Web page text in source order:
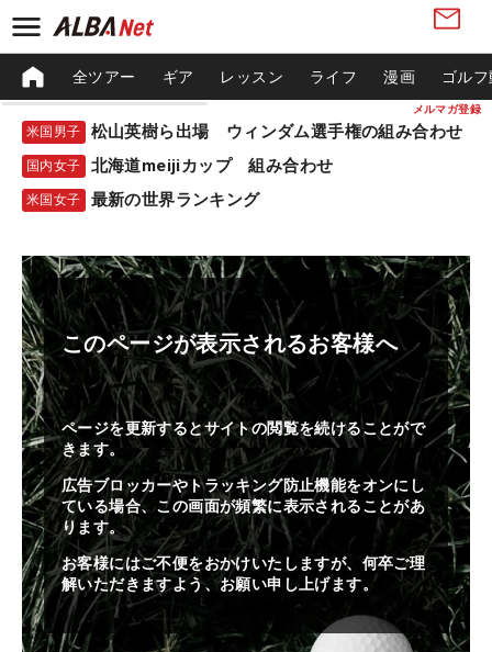
メルマガ登録
全ツアー ギア レッスン ライフ 漫画 ゴル
米国男子 松山英樹ら出場 ウィンダム選手権の組み合わせ
国内女子 北海道meijiカップ 組み合わせ
米国女子 最新の世界ランキング
このページが表示されるお客様へ
ページを更新するとサイトの閲覧を続けることがで
きます。
広告ブロッカーやトラッキング防止機能をオンにし
ている場合、この画面が頻繁に表示されることがあ
ります。
お客様にはご不便をおかけいたしますが、何卒ご理
解いただきますよう、お願い申し上げます。